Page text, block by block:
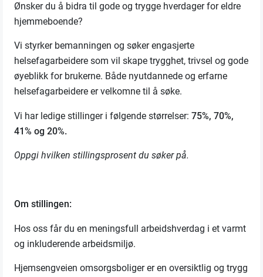
Ønsker du å bidra til gode og trygge hverdager for eldre
hjemmeboende?
Vi styrker bemanningen og søker engasjerte
helsefagarbeidere som vil skape trygghet, trivsel og gode
øyeblikk for brukerne. Både nyutdannede og erfarne
helsefagarbeidere er velkomne til å søke.
Vi har ledige stillinger i følgende størrelser:75%, 70%,
41% og 20%.
Oppgi hvilken stillingsprosent du søker på.
Om stillingen:
Hos oss får du en meningsfull arbeidshverdag i et varmt
og inkluderende arbeidsmiljø.
Hjemsengveien omsorgsboliger er en oversiktlig og trygg